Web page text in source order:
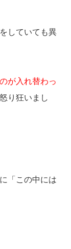
していても異
が入れ替わっ
り狂いまし
「この中には